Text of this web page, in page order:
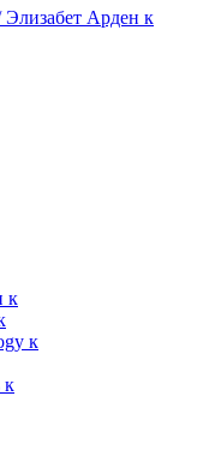
Элизабет Арден к
к
к
к